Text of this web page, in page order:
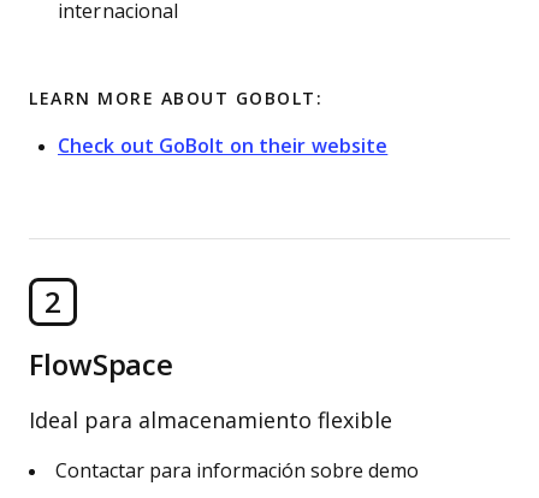
internacional
LEARN MORE ABOUT GOBOLT:
Check out GoBolt on their website
2
FlowSpace
Ideal para almacenamiento flexible
Contactar para información sobre demo